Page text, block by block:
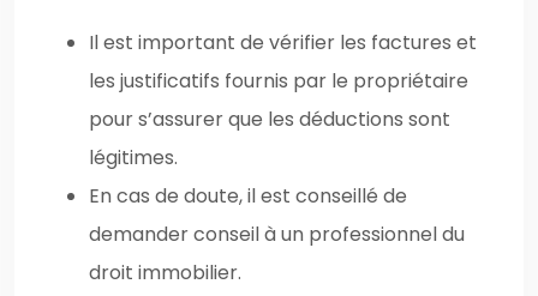
Il est important de vérifier les factures et
les justificatifs fournis par le propriétaire
pour s’assurer que les déductions sont
légitimes.
En cas de doute, il est conseillé de
demander conseil à un professionnel du
droit immobilier.